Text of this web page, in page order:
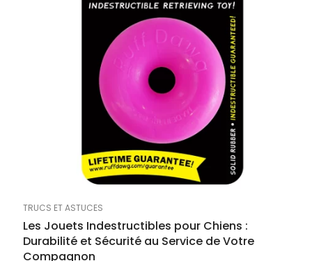
TRUCS ET ASTUCES
Les Jouets Indestructibles pour Chiens :
Durabilité et Sécurité au Service de Votre
Compagnon